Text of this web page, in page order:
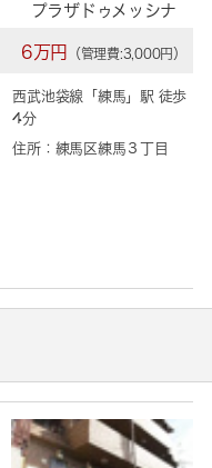
プラザドゥメッシナ
6万円 （管理費:3,000円）
西武池袋線「 練馬 」駅 徒歩
4分
住所：練馬区練馬３丁目